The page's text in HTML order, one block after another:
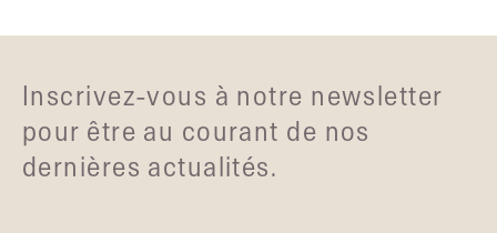
Inscrivez-vous à notre newsletter
pour être au courant de nos
dernières actualités.